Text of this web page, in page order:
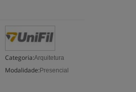
Categoria:Arquitetura
Modalidade: Presencial